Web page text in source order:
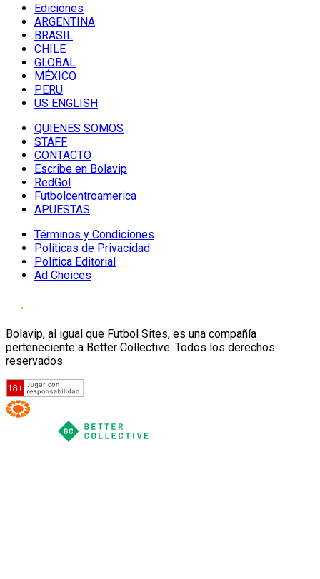
Ediciones
ARGENTINA
BRASIL
CHILE
GLOBAL
MÉXICO
PERU
US ENGLISH
QUIENES SOMOS
STAFF
CONTACTO
Escribe en Bolavip
RedGol
Futbolcentroamerica
APUESTAS
Términos y Condiciones
Políticas de Privacidad
Política Editorial
Ad Choices
Bolavip, al igual que Futbol Sites, es una compañía
perteneciente a Better Collective. Todos los derechos
reservados